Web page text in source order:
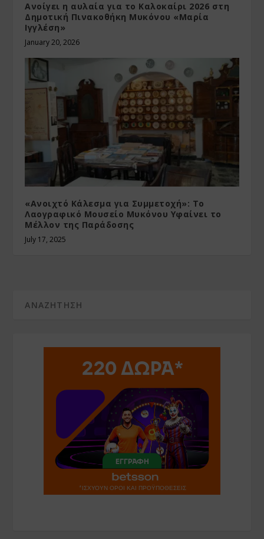
Ανοίγει η αυλαία για το Καλοκαίρι 2026 στη
Δημοτική Πινακοθήκη Μυκόνου «Μαρία
Ιγγλέση»
January 20, 2026
«Ανοιχτό Κάλεσμα για Συμμετοχή»: Το
Λαογραφικό Μουσείο Μυκόνου Υφαίνει το
Μέλλον της Παράδοσης
July 17, 2025